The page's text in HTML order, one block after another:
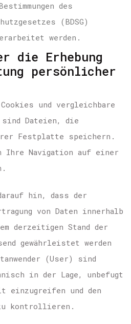
des
(BDSG)
werden.
die Erhebung
persönlicher
und vergleichbare
sind Dateien, die
Festplatte speichern.
Ihre Navigation auf einer
hin, dass der
von Daten innerhalb
derzeitigen Stand der
gewährleistet werden
(User) sind
in der Lage, unbefugt
einzugreifen und den
kontrollieren.